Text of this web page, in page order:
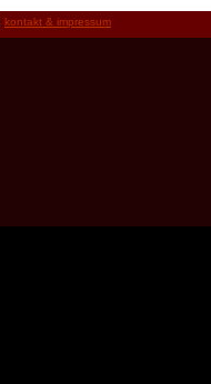
kontakt & impressum